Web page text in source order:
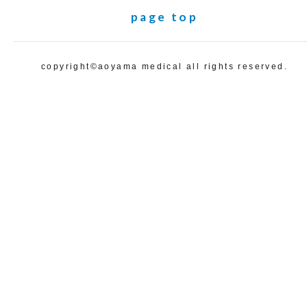
page top
copyright©️aoyama medical all rights reserved.